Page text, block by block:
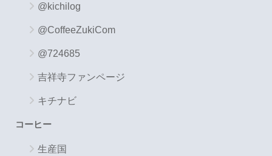
@kichilog
@CoffeeZukiCom
@724685
吉祥寺ファンページ
キチナビ
コーヒー
生産国